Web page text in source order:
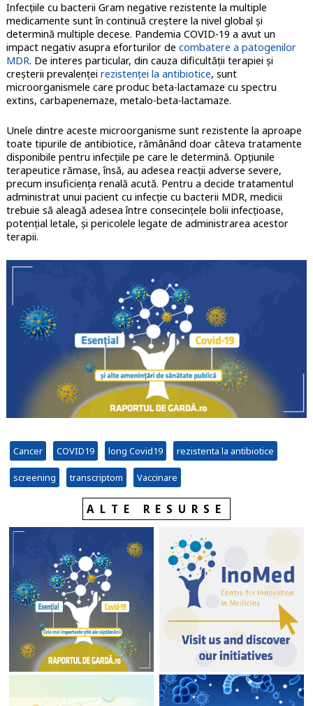
Infecțiile cu bacterii Gram negative rezistente la multiple
medicamente sunt în continuă creștere la nivel global și
determină multiple decese. Pandemia COVID-19 a avut un
impact negativ asupra eforturilor de combatere a patogenilor
MDR. De interes particular, din cauza dificultăţii terapiei şi
creşterii prevalenţei rezistenţei la antibiotice, sunt
microorganismele care produc beta-lactamaze cu spectru
extins, carbapenemaze, metalo-beta-lactamaze.
Unele dintre aceste microorganisme sunt rezistente la aproape
toate tipurile de antibiotice, rămânând doar câteva tratamente
disponibile pentru infecțiile pe care le determină. Opțiunile
terapeutice rămase, însă, au adesea reacții adverse severe,
precum insuficiența renală acută. Pentru a decide tratamentul
administrat unui pacient cu infecție cu bacterii MDR, medicii
trebuie să aleagă adesea între consecințele bolii infecțioase,
potenţial letale, și pericolele legate de administrarea acestor
terapii.
Cancer COVID19 long Covid19 rezistenta la antibiotice
screening transcriptom Vaccinare
ALTE RESURSE